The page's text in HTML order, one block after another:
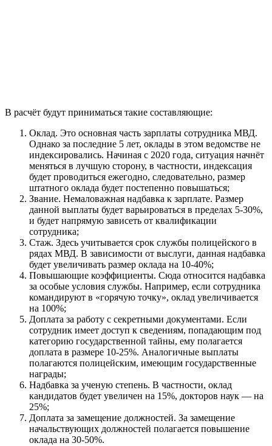
В расчёт будут приниматься такие составляющие:
Оклад. Это основная часть зарплаты сотрудника МВД.
Однако за последние 5 лет, оклады в этом ведомстве не
индексировались. Начиная с 2020 года, ситуация начнёт
меняться в лучшую сторону, в частности, индексация
будет проводиться ежегодно, следовательно, размер
штатного оклада будет постепенно повышаться;
Звание. Немаловажная надбавка к зарплате. Размер
данной выплаты будет варьироваться в пределах 5-30%,
и будет напрямую зависеть от квалификации
сотрудника;
Стаж. Здесь учитывается срок службы полицейского в
рядах МВД. В зависимости от выслуги, данная надбавка
будет увеличивать размер оклада на 10-40%;
Повышающие коэффициенты. Сюда относится надбавка
за особые условия службы. Например, если сотрудника
командируют в «горячую точку», оклад увеличивается
на 100%;
Доплата за работу с секретными документами. Если
сотрудник имеет доступ к сведениям, попадающим под
категорию государственной тайны, ему полагается
доплата в размере 10-25%. Аналогичные выплаты
полагаются полицейским, имеющим государственные
награды;
Надбавка за ученую степень. В частности, оклад
кандидатов будет увеличен на 15%, докторов наук — на
25%;
Доплата за замещение должностей. За замещение
начальствующих должностей полагается повышение
оклада на 30-50%.